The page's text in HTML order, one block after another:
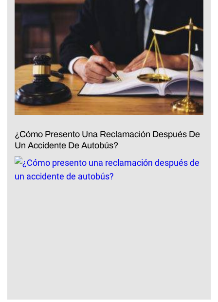
¿Cómo Presento Una Reclamación Después De
Un Accidente De Autobús?